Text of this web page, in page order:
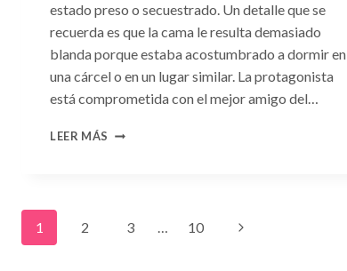
estado preso o secuestrado. Un detalle que se
recuerda es que la cama le resulta demasiado
blanda porque estaba acostumbrado a dormir en
una cárcel o en un lugar similar. La protagonista
está comprometida con el mejor amigo del…
LEER MÁS CONSULTA
Navegación
1 2 3 … 10
Siguiente